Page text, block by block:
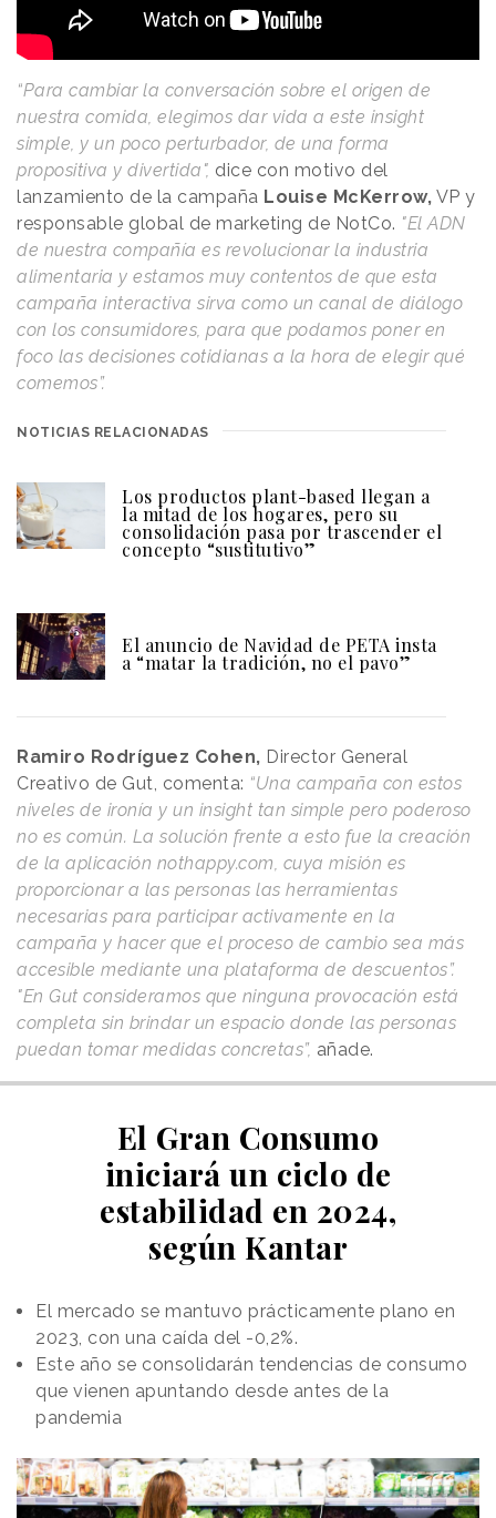
“Para cambiar la conversación sobre el origen de
nuestra comida, elegimos dar vida a este insight
simple, y un poco perturbador, de una forma
propositiva y divertida", dice con motivo del
lanzamiento de la campaña Louise McKerrow, VP y
responsable global de marketing de NotCo. "El ADN
de nuestra compañía es revolucionar la industria
alimentaria y estamos muy contentos de que esta
campaña interactiva sirva como un canal de diálogo
con los consumidores, para que podamos poner en
foco las decisiones cotidianas a la hora de elegir qué
comemos”.
NOTICIAS RELACIONADAS
Los productos plant-based llegan a
la mitad de los hogares, pero su
consolidación pasa por trascender el
concepto “sustitutivo”
El anuncio de Navidad de PETA insta
a “matar la tradición, no el pavo”
Ramiro Rodríguez Cohen, Director General
Creativo de Gut, comenta: “Una campaña con estos
niveles de ironía y un insight tan simple pero poderoso
no es común. La solución frente a esto fue la creación
de la aplicación nothappy.com, cuya misión es
proporcionar a las personas las herramientas
necesarias para participar activamente en la
campaña y hacer que el proceso de cambio sea más
accesible mediante una plataforma de descuentos”.
"En Gut consideramos que ninguna provocación está
completa sin brindar un espacio donde las personas
puedan tomar medidas concretas”, añade.
El Gran Consumo
iniciará un ciclo de
estabilidad en 2024,
según Kantar
El mercado se mantuvo prácticamente plano en
2023, con una caída del -0,2%.
Este año se consolidarán tendencias de consumo
que vienen apuntando desde antes de la
pandemia